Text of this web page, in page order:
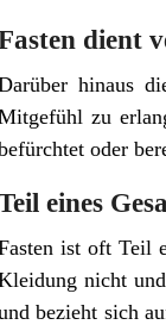
dient
hinaus
zu
oder
eines
ist oft Teil
nicht
bezieht sich